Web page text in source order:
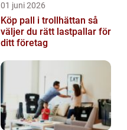
01 juni 2026
Köp pall i trollhättan så
väljer du rätt lastpallar för
ditt företag